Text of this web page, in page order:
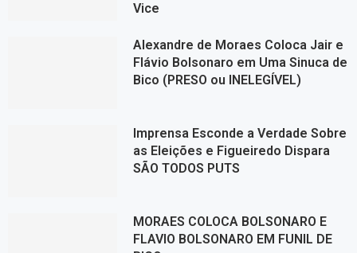
Vice
Alexandre de Moraes Coloca Jair e
Flávio Bolsonaro em Uma Sinuca de
Bico (PRESO ou INELEGÍVEL)
Imprensa Esconde a Verdade Sobre
as Eleições e Figueiredo Dispara
SÃO TODOS PUTS
MORAES COLOCA BOLSONARO E
FLAVIO BOLSONARO EM FUNIL DE